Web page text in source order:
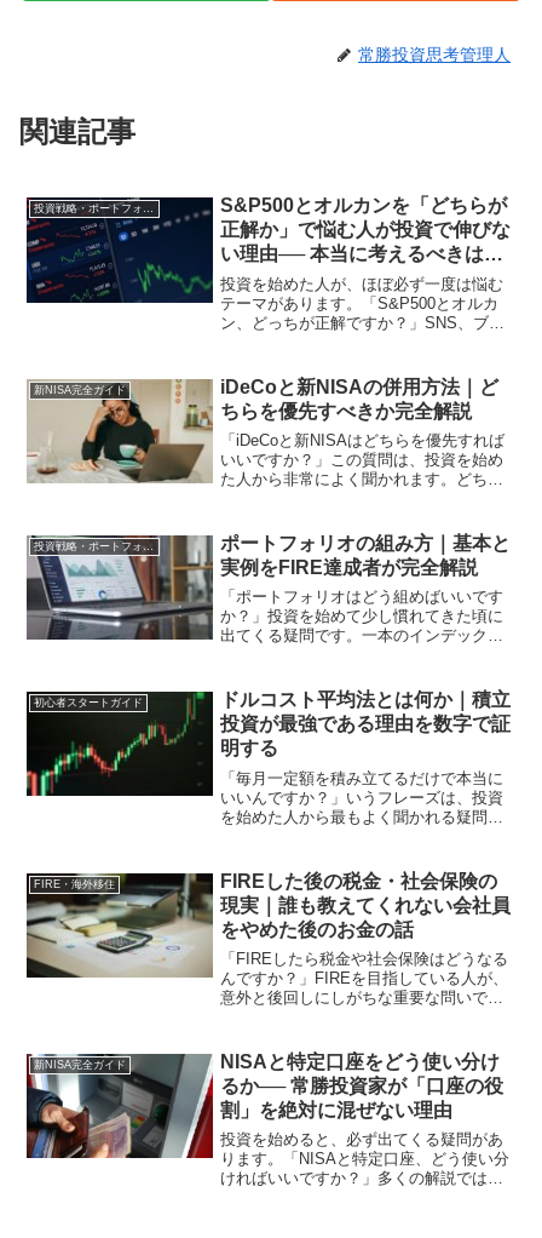
常勝投資思考管理人
関連記事
投資戦略・ポートフォリオ
S&P500とオルカンを「どちらが
正解か」で悩む人が投資で伸びな
い理由── 本当に考えるべきは指
数ではなく“前提”
投資を始めた人が、ほぼ必ず一度は悩む
テーマがあります。「S&P500とオルカ
ン、どっちが正解ですか？」SNS、ブロ
ーンはS&P500分散ならオルカン米国最強
世界分...
新NISA完全ガイド
iDeCoと新NISAの併用方法｜ど
ちらを優先すべきか完全解説
「iDeCoと新NISAはどちらを優先すれば
いいですか？」この質問は、投資を始め
た人から非常によく聞かれます。どちら
ことで、資産形成の効率が大きく変わり
ます。私は手取り...
投資戦略・ポートフォリオ
ポートフォリオの組み方｜基本と
実例をFIRE達成者が完全解説
「ポートフォリオはどう組めばいいです
か？」投資を始めて少し慣れてきた頃に
出てくる疑問です。一本のインデックス
か。仮想通貨は入れるべきか。日本株と
外国株はどう配分するか。情...
初心者スタートガイド
ドルコスト平均法とは何か｜積立
投資が最強である理由を数字で証
明する
「毎月一定額を積み立てるだけで本当に
いいんですか？」いうフレーズは、投資
を始めた人から最もよく聞かれる疑問の
て続ける。これがドルコスト平均法で
す。シンプルすぎて、本当に...
FIRE・海外移住
FIREした後の税金・社会保険の
現実｜誰も教えてくれない会社員
をやめた後のお金の話
「FIREしたら税金や社会保険はどうなる
んですか？」FIREを目指している人が、
意外と後回しにしがちな重要な問いで
いては、なんとなくで済ませている人が
多い。これは危...
新NISA完全ガイド
NISAと特定口座をどう使い分け
るか── 常勝投資家が「口座の役
割」を絶対に混ぜない理由
投資を始めると、必ず出てくる疑問があ
ります。「NISAと特定口座、どう使い分
ければいいですか？」多くの解説では、